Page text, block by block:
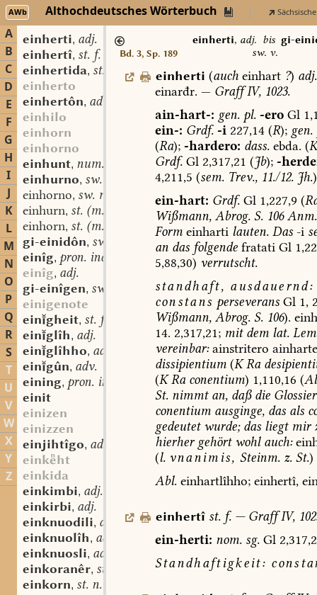
AWb Althochdeutsches Wörterbuch
A
B
C
D
E
F
G
H
I
J
K
L
M
N
O
P
Q
R
S
T
U
V
W
X
Y
Z
einherti, adj.
einhertî, st. f.
einhertida, st. f.
einherto
einhertôn, adv.
einhilo
einhorn
einhorno
einhunt, num. card.
einhurno, sw. m.
einhorno, sw. m.
einhurn, st. (m. n.?)
einhorn, st. (m. n.?)
gi-einidôn, sw. v.
einîg, pron. indef.
einîg, adj.
gi-einîgen, sw. v.
einigenote
eingheit, st. f.
einglîh, adj.
einglîhho, adv.
eingûn, adv.
eining, pron. indef.
einit
einizen
einizzen
einjihtîgo, adv.
einkht
einkida
einkimbi, adj.
einkirbi, adj.
einknuodili, adj.
einknuolîh, adj.
einknuosli, adj.
einkoranêr, substant. part. prt.
einkorn, st. n.
Bd. 3, Sp. 189
einherti, adj. bis gi-
sw. v.
einherti (auch einhart ?) adj.
einarđr. — GraffIV,1023.
ain-hart-: gen.pl. -eroGl
ein-: Grdf. -i227,14(R); gen.
(Ra); -hardero: dass.ebda. (K
Grdf.Gl2,317,21 (Jb); -
4,211,5 (sem.Trev.,11./12.Jh.
ein-hart: Grdf.Gl1,227,9 (
Wißmann, Abrog.S.106Anm.
Formeinharti lauten.Das-i
andasfolgendefratati Gl
5,88,30) verrutscht.
standhaft, ausdauernd:
constans perseverans Gl 1,
Wißmann,Abrog.S.106).
14. 2,317,21; mitdemlat.
vereinbar:ainstritero
dissipientium (KRa
(KRaconentium) 1,110,16 (
St.nimmtan,daßdie
conentiumausginge,dasals
gedeutetwurde;dasliegtmir
hierher gehörtwohlauch:
(l. vnanimis, Steinm.z.St.)
Abl.einhartlîhho;einhertî,
einhertî st. f. —GraffIV,
ein-herti: nom.sg.Gl
Standhaftigkeit: